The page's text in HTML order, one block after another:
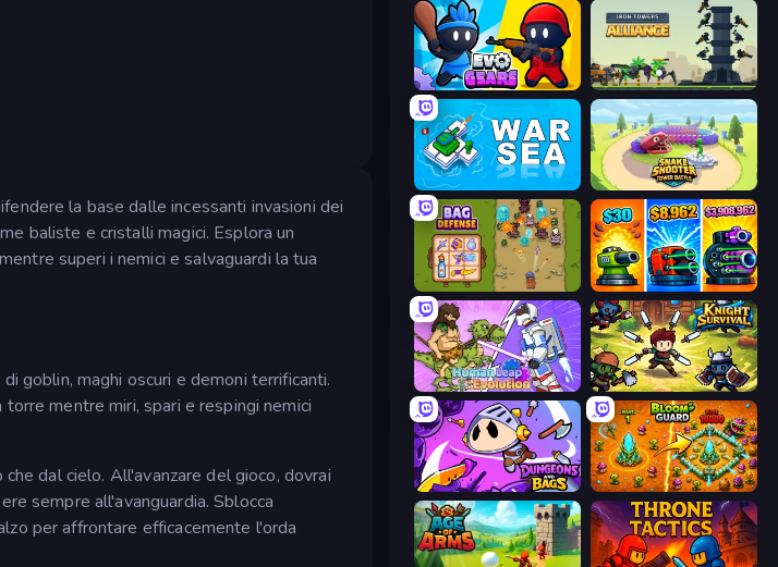
la base dalle incessanti invasioni dei
baliste e cristalli magici. Esplora un
superi i nemici e salvaguardi la tua
goblin, maghi oscuri e demoni terrificanti.
mentre miri, spari e respingi nemici
dal cielo. All'avanzare del gioco, dovrai
sempre all'avanguardia. Sblocca
per affrontare efficacemente l'orda
Evo Gears Iron Towers Alliance
War Sea Snake Shooter: Tower Battle
Bag Defense Pumpkin Defense: Merge Cannon
Human Leap: Evolution Knight Survival
Dungeons and Bags BloomGuard